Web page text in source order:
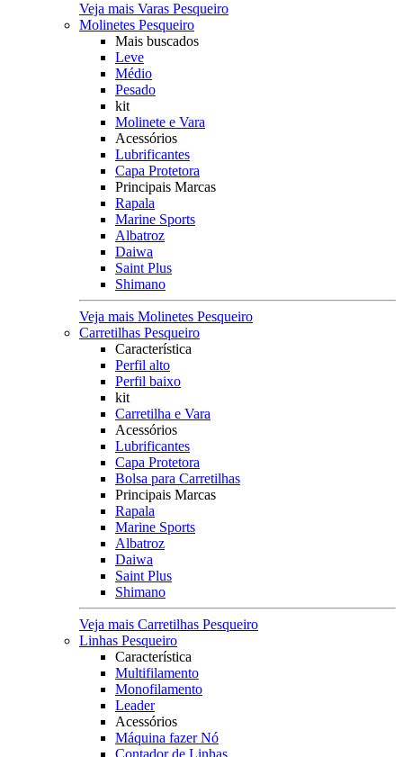
Veja mais Varas Pesqueiro
Molinetes Pesqueiro
Mais buscados
Leve
Médio
Pesado
kit
Molinete e Vara
Acessórios
Lubrificantes
Capa Protetora
Principais Marcas
Rapala
Marine Sports
Albatroz
Daiwa
Saint Plus
Shimano
Veja mais Molinetes Pesqueiro
Carretilhas Pesqueiro
Característica
Perfil alto
Perfil baixo
kit
Carretilha e Vara
Acessórios
Lubrificantes
Capa Protetora
Bolsa para Carretilhas
Principais Marcas
Rapala
Marine Sports
Albatroz
Daiwa
Saint Plus
Shimano
Veja mais Carretilhas Pesqueiro
Linhas Pesqueiro
Característica
Multifilamento
Monofilamento
Leader
Acessórios
Máquina fazer Nó
Contador de Linhas